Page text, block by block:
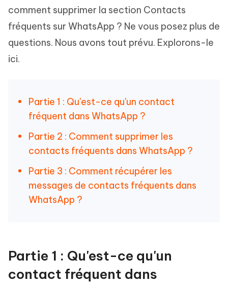
comment supprimer la section Contacts
fréquents sur WhatsApp ? Ne vous posez plus de
questions. Nous avons tout prévu. Explorons-le
ici.
Partie 1 : Qu'est-ce qu'un contact
fréquent dans WhatsApp ?
Partie 2 : Comment supprimer les
contacts fréquents dans WhatsApp ?
Partie 3 : Comment récupérer les
messages de contacts fréquents dans
WhatsApp ?
Partie 1 : Qu'est-ce qu'un
contact fréquent dans